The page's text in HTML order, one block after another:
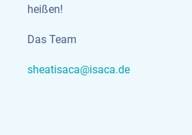
heißen!
Das Team
sheatisaca@isaca.de